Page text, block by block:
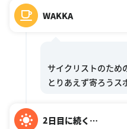
WAKKA
サイクリストのため
2日目に続く…